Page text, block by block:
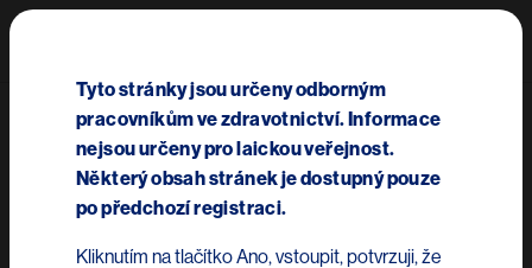
Přejít k hlavnímu obsahu
Zkrácená informace o
přípravku MEKINIST®
Tyto stránky jsou určeny odborným
pracovníkům ve zdravotnictví. Informace
nejsou určeny pro laickou veřejnost.
Některý obsah stránek je dostupný pouze
po předchozí registraci.
Kliknutím na tlačítko Ano, vstoupit, potvrzuji, že